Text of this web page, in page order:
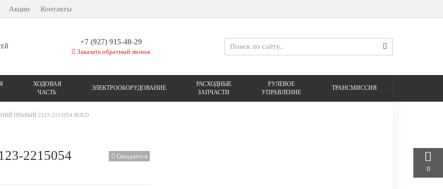
Акции Контакты
+7 (927) 915-40-29
Заказать обратный звонок
ХОДОВАЯ
ЧАСТЬ
ЭЛЕКТРООБОРУДОВАНИЕ
РАСХОДНЫЕ
ЗАПЧАСТИ
РУЛЕВОЕ
УПРАВЛЕНИЕ
ТРАНСМИССИЯ
ПРАВЫЙ 2123-2215054 BOLD
Ожидается
2215054
0